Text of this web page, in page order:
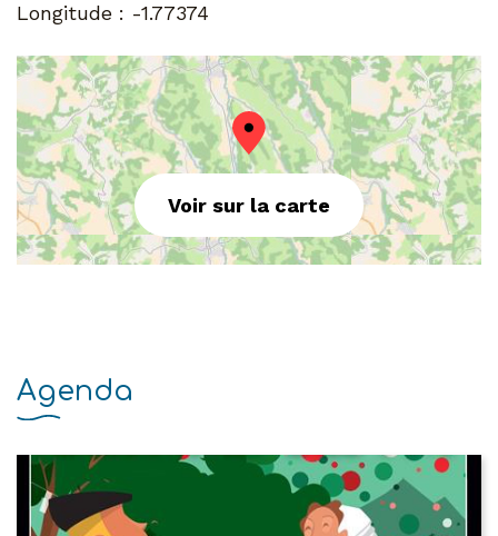
Longitude : -1.77374
Voir sur la carte
Agenda